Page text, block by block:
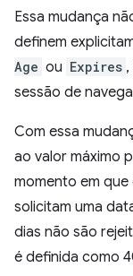
Essa mudança
definem
Age ou Expires
sessão de
Com essa
ao valor máximo
momento em
solicitam uma
dias não são
é definida como